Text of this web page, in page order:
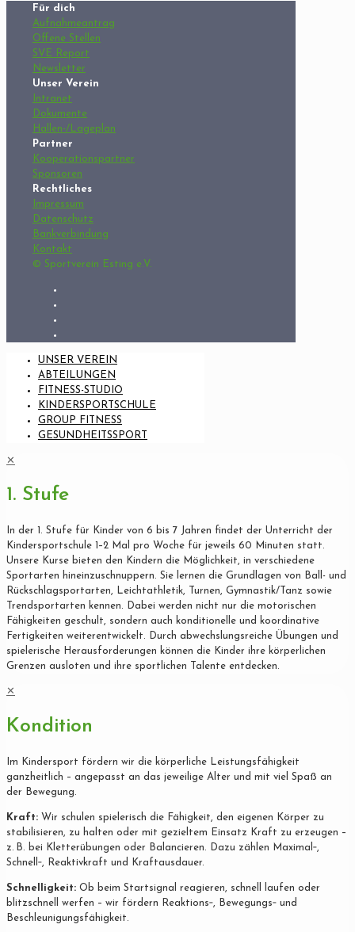
Für dich
Aufnahmeantrag
Offene Stellen
SVE Report
Newsletter
Unser Verein
Intranet
Dokumente
Hallen-/Lageplan
Partner
Kooperationspartner
Sponsoren
Rechtliches
Impressum
Datenschutz
Bankverbindung
Kontakt
© Sportverein Esting e.V.
UNSER VEREIN
ABTEILUNGEN
FITNESS-STUDIO
KINDERSPORTSCHULE
GROUP FITNESS
GESUNDHEITSSPORT
✕
1. Stufe
In der 1. Stufe für Kinder von 6 bis 7 Jahren findet der Unterricht der
Kindersportschule 1–2 Mal pro Woche für jeweils 60 Minuten statt.
Unsere Kurse bieten den Kindern die Möglichkeit, in verschiedene
Sportarten hineinzuschnuppern. Sie lernen die Grundlagen von Ball- und
Rückschlagsportarten, Leichtathletik, Turnen, Gymnastik/Tanz sowie
Trendsportarten kennen. Dabei werden nicht nur die motorischen
Fähigkeiten geschult, sondern auch konditionelle und koordinative
Fertigkeiten weiterentwickelt. Durch abwechslungsreiche Übungen und
spielerische Herausforderungen können die Kinder ihre körperlichen
Grenzen ausloten und ihre sportlichen Talente entdecken.
✕
Kondition
Im Kindersport fördern wir die körperliche Leistungsfähigkeit
ganzheitlich – angepasst an das jeweilige Alter und mit viel Spaß an
der Bewegung.
Kraft: Wir schulen spielerisch die Fähigkeit, den eigenen Körper zu
stabilisieren, zu halten oder mit gezieltem Einsatz Kraft zu erzeugen –
z. B. bei Kletterübungen oder Balancieren. Dazu zählen Maximal‐,
Schnell‐, Reaktivkraft und Kraftausdauer.
Schnelligkeit: Ob beim Startsignal reagieren, schnell laufen oder
blitzschnell werfen – wir fördern Reaktions‐, Bewegungs‐ und
Beschleunigungsfähigkeit.